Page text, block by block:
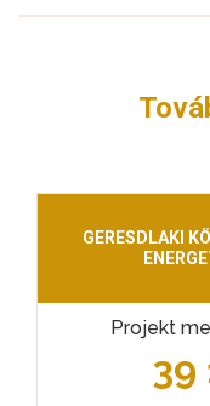
GERESDLAKI
Projekt
39